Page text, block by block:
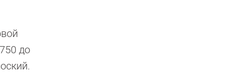
до